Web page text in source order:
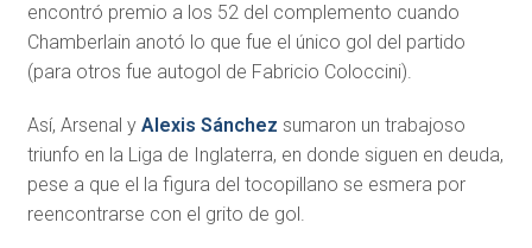
encontró premio a los 52 del complemento cuando
Chamberlain anotó lo que fue el único gol del partido
(para otros fue autogol de Fabricio Coloccini).
Así, Arsenal y Alexis Sánchez sumaron un trabajoso
triunfo en la Liga de Inglaterra, en donde siguen en deuda,
pese a que el la figura del tocopillano se esmera por
reencontrarse con el grito de gol.